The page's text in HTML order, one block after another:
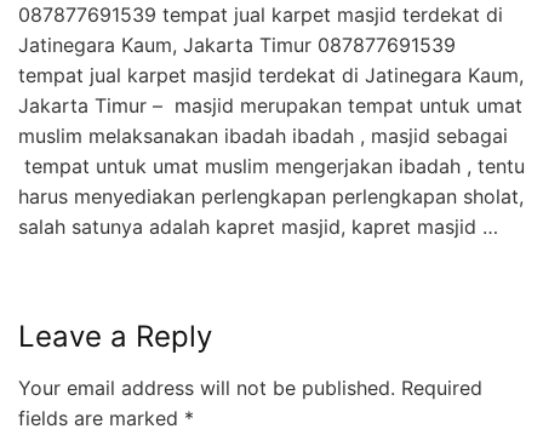
087877691539 tempat jual karpet masjid terdekat di
Jatinegara Kaum, Jakarta Timur 087877691539
tempat jual karpet masjid terdekat di Jatinegara Kaum,
Jakarta Timur – masjid merupakan tempat untuk umat
muslim melaksanakan ibadah ibadah , masjid sebagai
tempat untuk umat muslim mengerjakan ibadah , tentu
harus menyediakan perlengkapan perlengkapan sholat,
salah satunya adalah kapret masjid, kapret masjid …
Leave a Reply
Your email address will not be published. Required
fields are marked *